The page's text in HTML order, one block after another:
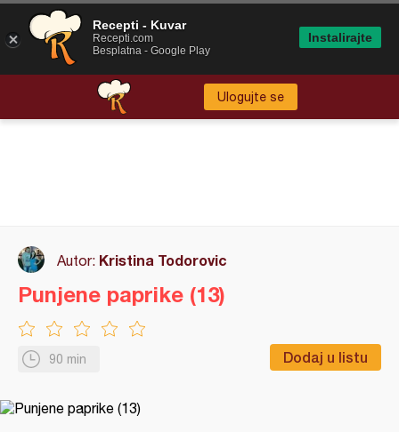
Ulogujte se
Autor: Kristina Todorovic
90 min Dodaj u listu
Punjene paprike (13)
Recepti - Kuvar
Recepti.com
Besplatna - Google Play
Instalirajte